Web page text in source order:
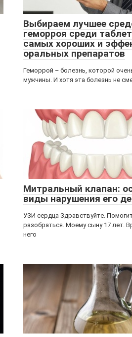
Выбираем лучшее
геморроя среди
самых хороших и
оральных препаратов
Геморрой – болезнь, которой
мужчины. И хотя эта болезнь не
Митральный клапан:
виды нарушения его
УЗИ сердца Здравствуйте.
разобраться. Моему сыну 17 лет.
него